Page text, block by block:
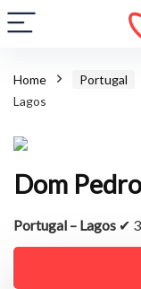
Home Portugal
Lagos
Dom
Portugal – Lagos ✔